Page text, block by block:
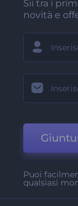
Sii tra i
novità e
Puoi
qualsiasi